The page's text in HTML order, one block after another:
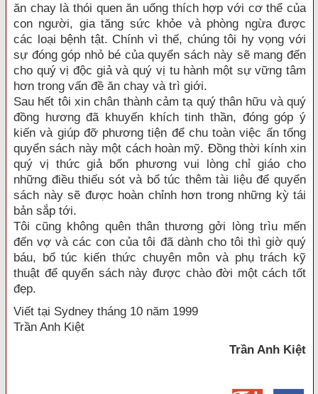
ăn chay là thói quen ăn uống thích hợp với cơ thể của
con người, gia tăng sức khỏe và phòng ngừa được
các loại bệnh tật. Chính vì thế, chúng tôi hy vọng với
sự đóng góp nhỏ bé của quyển sách này sẽ mang đến
cho quý vị độc giả và quý vị tu hành một sự vững tâm
hơn trong vấn đề ăn chay và trì giới.
Sau hết tôi xin chân thành cảm tạ quý thân hữu và quý
đồng hương đã khuyến khích tinh thần, đóng góp ý
kiến và giúp đỡ phương tiện để chu toàn việc ấn tống
quyển sách này một cách hoàn mỹ. Đồng thời kính xin
quý vị thức giả bốn phương vui lòng chỉ giáo cho
những điều thiếu sót và bổ túc thêm tài liệu để quyển
sách này sẽ được hoàn chỉnh hơn trong những kỳ tái
bản sắp tới.
Tôi cũng không quên thân thương gởi lòng trìu mến
đến vợ và các con của tôi đã dành cho tôi thì giờ quý
báu, bổ túc kiến thức chuyên môn và phụ trách kỹ
thuật để quyển sách này được chào đời một cách tốt
đẹp.
Viết tại Sydney tháng 10 năm 1999
Trần Anh Kiệt
Trần Anh Kiệt